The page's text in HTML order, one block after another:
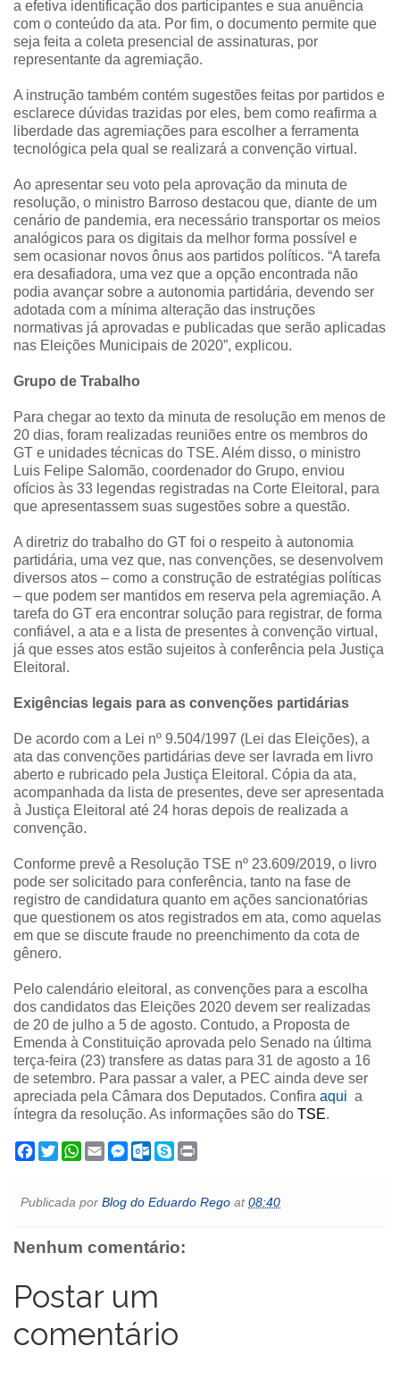
a efetiva identificação dos participantes e sua anuência
com o conteúdo da ata. Por fim, o documento permite que
seja feita a coleta presencial de assinaturas, por
representante da agremiação.
A instrução também contém sugestões feitas por partidos e
esclarece dúvidas trazidas por eles, bem como reafirma a
liberdade das agremiações para escolher a ferramenta
tecnológica pela qual se realizará a convenção virtual.
Ao apresentar seu voto pela aprovação da minuta de
resolução, o ministro Barroso destacou que, diante de um
cenário de pandemia, era necessário transportar os meios
analógicos para os digitais da melhor forma possível e
sem ocasionar novos ônus aos partidos políticos. “A tarefa
era desafiadora, uma vez que a opção encontrada não
podia avançar sobre a autonomia partidária, devendo ser
adotada com a mínima alteração das instruções
normativas já aprovadas e publicadas que serão aplicadas
nas Eleições Municipais de 2020”, explicou.
Grupo de Trabalho
Para chegar ao texto da minuta de resolução em menos de
20 dias, foram realizadas reuniões entre os membros do
GT e unidades técnicas do TSE. Além disso, o ministro
Luis Felipe Salomão, coordenador do Grupo, enviou
ofícios às 33 legendas registradas na Corte Eleitoral, para
que apresentassem suas sugestões sobre a questão.
A diretriz do trabalho do GT foi o respeito à autonomia
partidária, uma vez que, nas convenções, se desenvolvem
diversos atos – como a construção de estratégias políticas
– que podem ser mantidos em reserva pela agremiação. A
tarefa do GT era encontrar solução para registrar, de forma
confiável, a ata e a lista de presentes à convenção virtual,
já que esses atos estão sujeitos à conferência pela Justiça
Eleitoral.
Exigências legais para as convenções partidárias
De acordo com a Lei nº 9.504/1997 (Lei das Eleições), a
ata das convenções partidárias deve ser lavrada em livro
aberto e rubricado pela Justiça Eleitoral. Cópia da ata,
acompanhada da lista de presentes, deve ser apresentada
à Justiça Eleitoral até 24 horas depois de realizada a
convenção.
Conforme prevê a Resolução TSE nº 23.609/2019, o livro
pode ser solicitado para conferência, tanto na fase de
registro de candidatura quanto em ações sancionatórias
que questionem os atos registrados em ata, como aquelas
em que se discute fraude no preenchimento da cota de
gênero.
Pelo calendário eleitoral, as convenções para a escolha
dos candidatos das Eleições 2020 devem ser realizadas
de 20 de julho a 5 de agosto. Contudo, a Proposta de
Emenda à Constituição aprovada pelo Senado na última
terça-feira (23) transfere as datas para 31 de agosto a 16
de setembro. Para passar a valer, a PEC ainda deve ser
apreciada pela Câmara dos Deputados. Confira aqui a
íntegra da resolução. As informações são do TSE.
F
a
b
k
T
w
t
W
h
s
p
E
m
l
M
e
e
e
O
u
o
.
m
S
k
e
t
Publicada por Blog do Eduardo Rego at08:40
Nenhum comentário:
Postar um
comentário